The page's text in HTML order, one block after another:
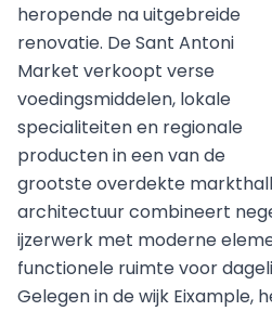
heropende na uitgebreide
renovatie. De Sant Antoni
Market verkoopt verse
voedingsmiddelen, lokale
specialiteiten en regionale
producten in een van de
grootste overdekte
architectuur combineert
ijzerwerk met moderne
functionele ruimte voor
Gelegen in de wijk Eixample,